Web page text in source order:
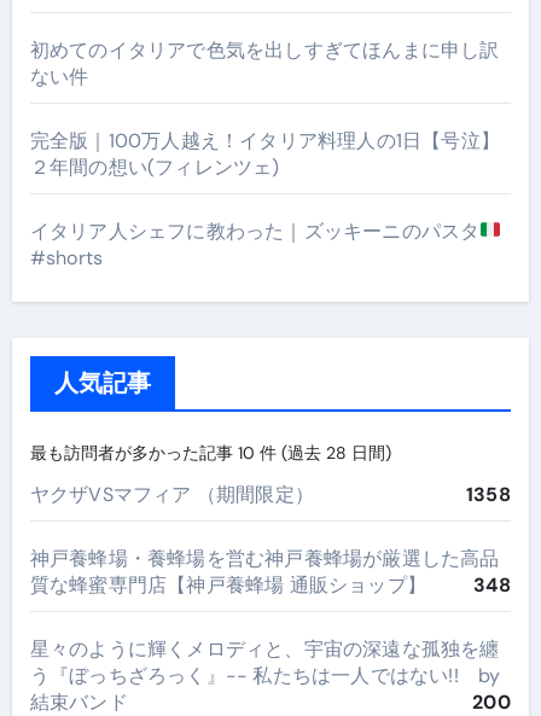
初めてのイタリアで色気を出しすぎてほんまに申し訳
ない件
完全版｜100万人越え！イタリア料理人の1日【号泣】
２年間の想い(フィレンツェ)
イタリア人シェフに教わった｜ズッキーニのパスタ
#shorts
人気記事
最も訪問者が多かった記事 10 件 (過去 28 日間)
ヤクザVSマフィア （期間限定） 1358
神戸養蜂場・養蜂場を営む神戸養蜂場が厳選した高品
質な蜂蜜専門店【神戸養蜂場 通販ショップ】
348
星々のように輝くメロディと、宇宙の深遠な孤独を纏
う『ぼっちざろっく』-- 私たちは一人ではない!! by
結束バンド
200